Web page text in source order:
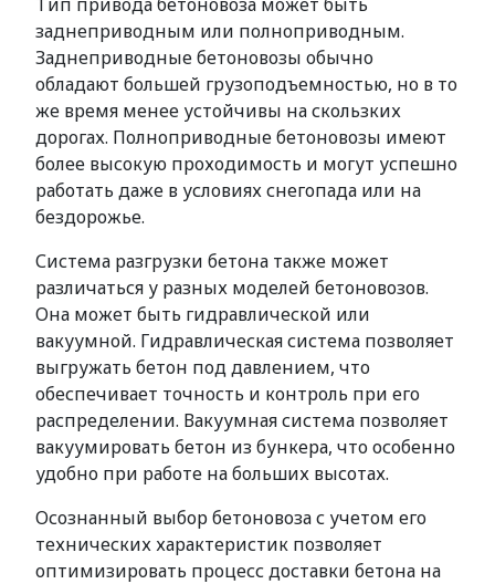
заднеприводным или полноприводным.
Заднеприводные бетоновозы обычно
обладают большей грузоподъемностью, но в то
же время менее устойчивы на скользких
дорогах. Полноприводные бетоновозы имеют
более высокую проходимость и могут успешно
работать даже в условиях снегопада или на
бездорожье.
Система разгрузки бетона также может
различаться у разных моделей бетоновозов.
Она может быть гидравлической или
вакуумной. Гидравлическая система позволяет
выгружать бетон под давлением, что
обеспечивает точность и контроль при его
распределении. Вакуумная система позволяет
вакуумировать бетон из бункера, что особенно
удобно при работе на больших высотах.
Осознанный выбор бетоновоза с учетом его
технических характеристик позволяет
оптимизировать процесс доставки бетона на